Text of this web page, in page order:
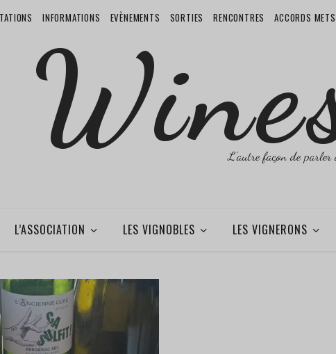
INFORMATIONS EVÈNEMENTS SORTIES RENCONTRES ACCORDS
L'autre façon de parler
L’ASSOCIATION LES VIGNOBLES LES VIGNERONS